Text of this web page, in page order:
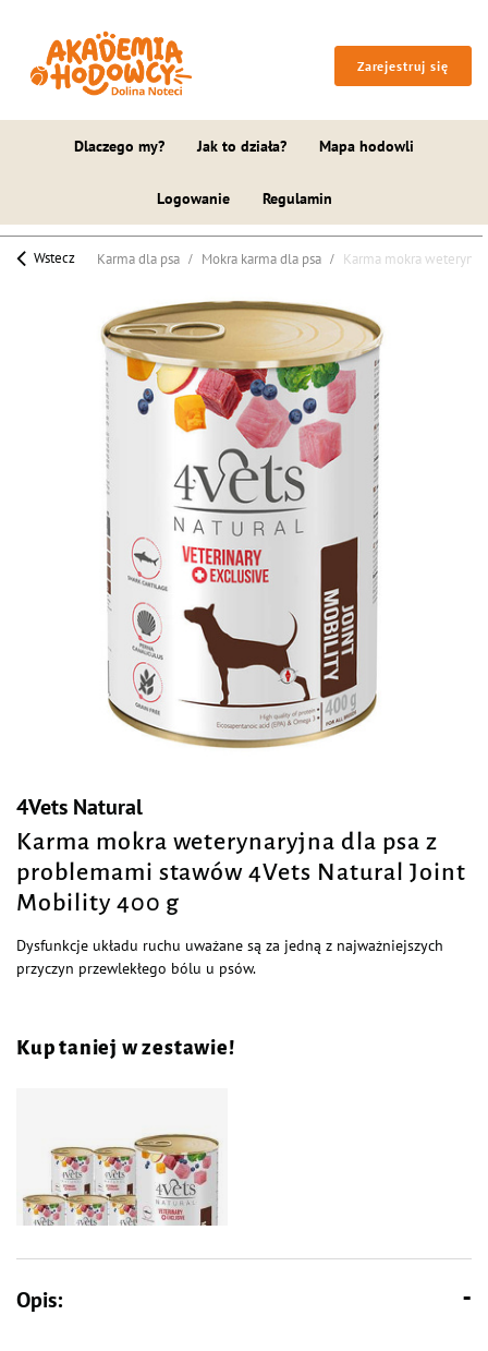
Zarejestruj się
Dlaczego my? Jak to działa? Mapa hodowli
Logowanie Regulamin
Wstecz Karma dla psa Mokra karma dla psa Karma mokra
4Vets Natural
Karma mokra weterynaryjna dla psa z
problemami stawów 4Vets Natural Joint
Mobility 400 g
Dysfunkcje układu ruchu uważane są za jedną z najważniejszych
przyczyn przewlekłego bólu u psów.
Kup taniej w zestawie!
Opis: